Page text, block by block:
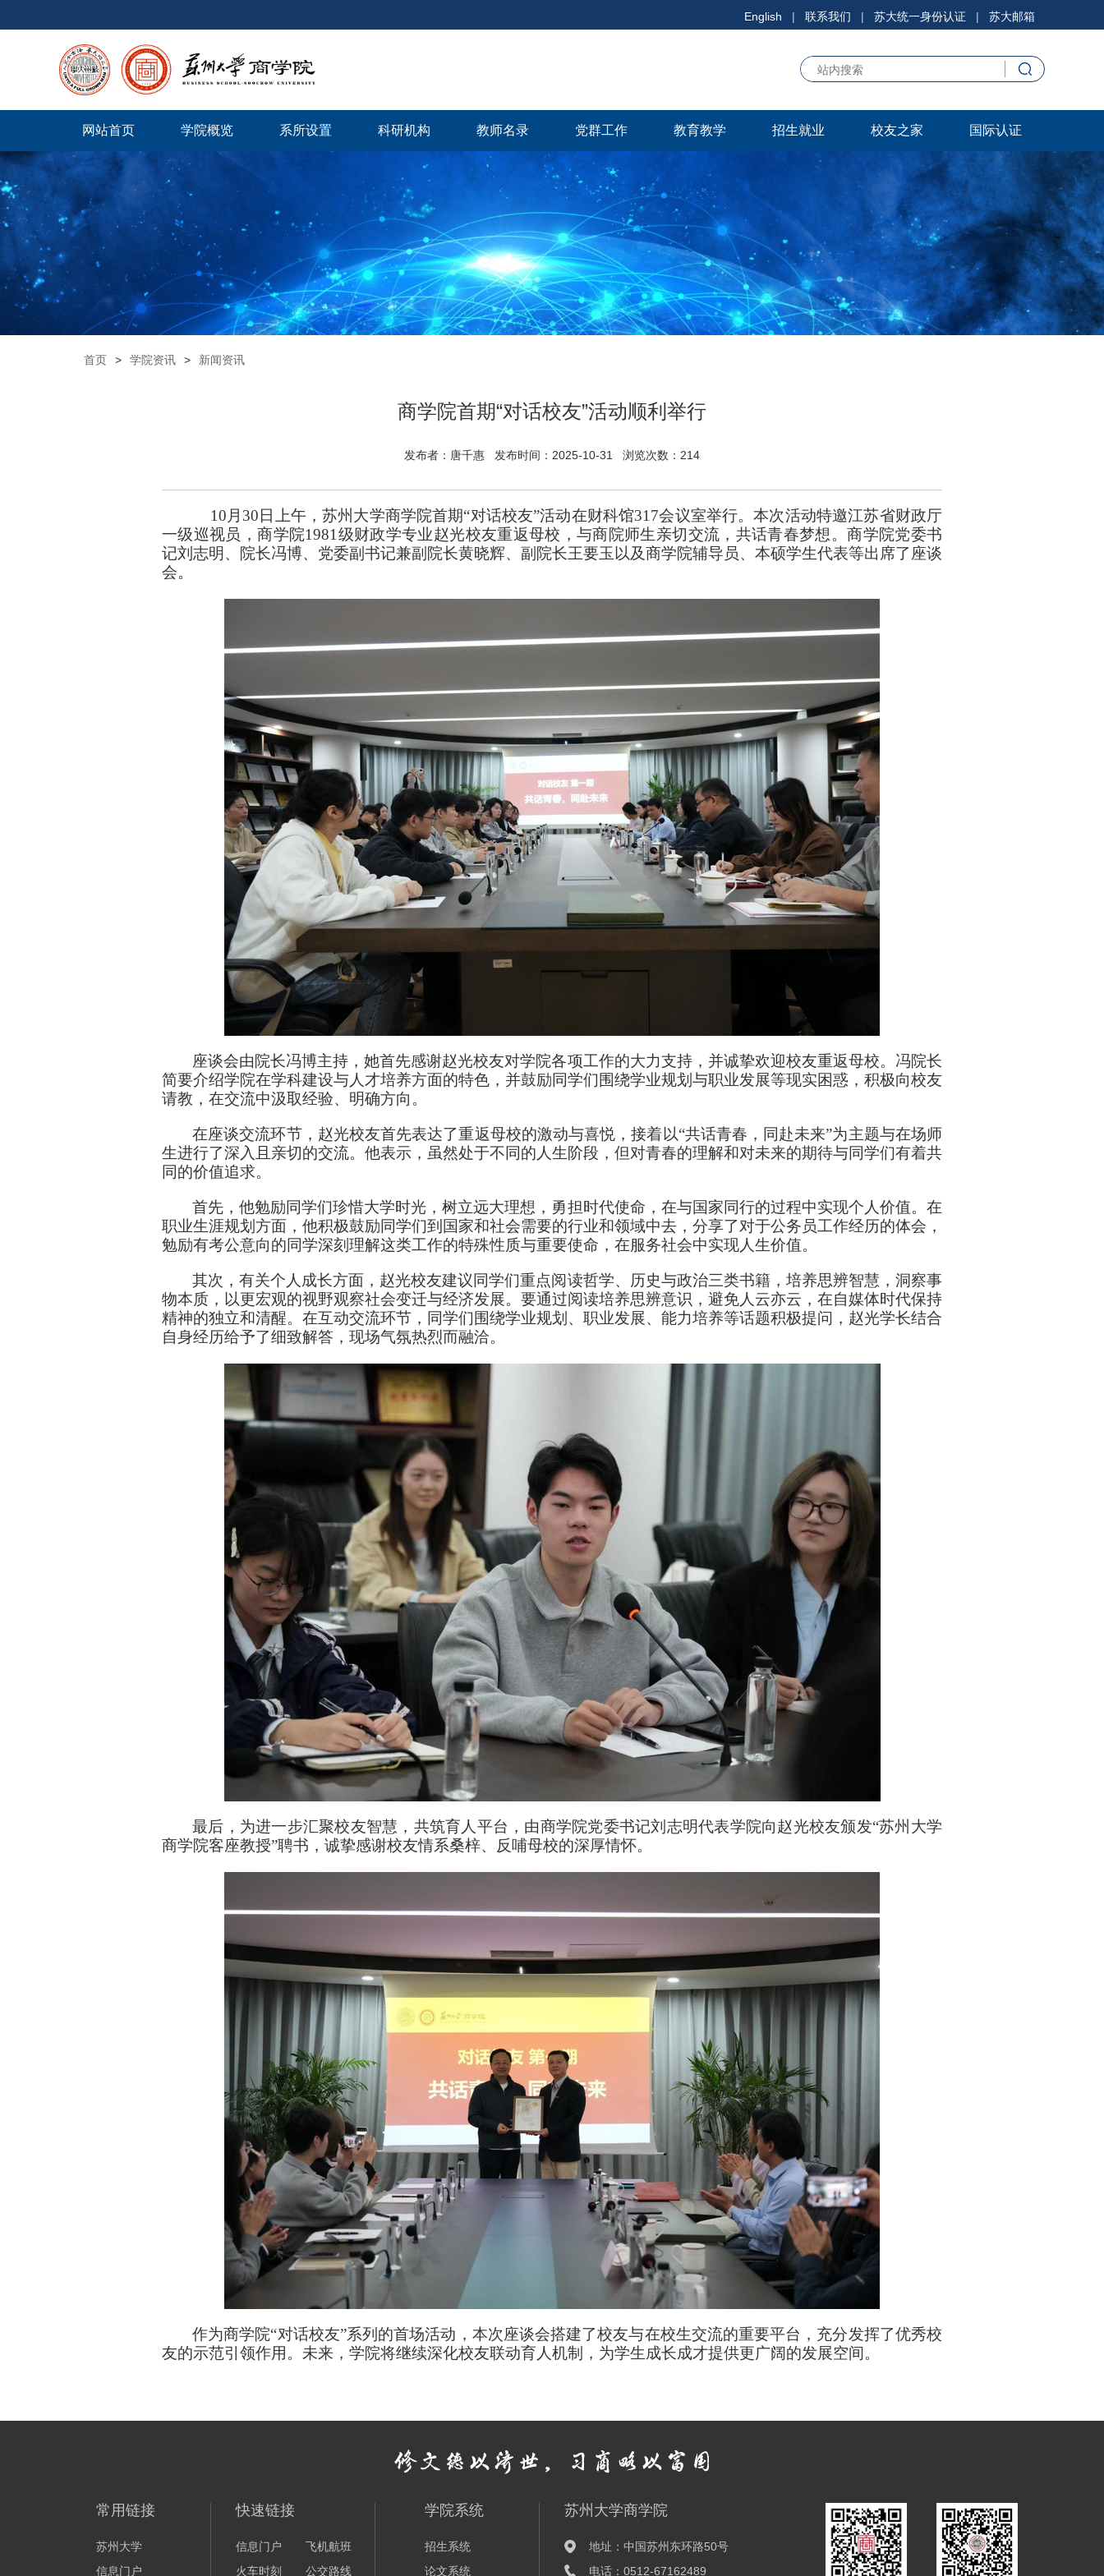
English | 联系我们 | 苏大统一身份认证 | 苏大邮箱
网站首页 学院概览 系所设置 科研机构 教师名录 党群工作 教育教学 招生就业 校友之家 国际认证
首页 > 学院资讯 > 新闻资讯
商学院首期“对话校友”活动顺利举行
发布者：唐千惠 发布时间：2025-10-31 浏览次数： 214
10月30日上午，苏州大学商学院首期“对话校友”活动在财科馆317会议室举行。本次活动特邀江苏省财政厅
一级巡视员，商学院1981级财政学专业赵光校友重返母校，与商院师生亲切交流，共话青春梦想。商学院党委书
记刘志明、院长冯博、党委副书记兼副院长黄晓辉、副院长王要玉以及商学院辅导员、本硕学生代表等出席了座谈
会。
座谈会由院长冯博主持，她首先感谢赵光校友对学院各项工作的大力支持，并诚挚欢迎校友重返母校。冯院长
简要介绍学院在学科建设与人才培养方面的特色，并鼓励同学们围绕学业规划与职业发展等现实困惑，积极向校友
请教，在交流中汲取经验、明确方向。
在座谈交流环节，赵光校友首先表达了重返母校的激动与喜悦，接着以“共话青春，同赴未来”为主题与在场师
生进行了深入且亲切的交流。他表示，虽然处于不同的人生阶段，但对青春的理解和对未来的期待与同学们有着共
同的价值追求。
首先，他勉励同学们珍惜大学时光，树立远大理想，勇担时代使命，在与国家同行的过程中实现个人价值。在
职业生涯规划方面，他积极鼓励同学们到国家和社会需要的行业和领域中去，分享了对于公务员工作经历的体会，
勉励有考公意向的同学深刻理解这类工作的特殊性质与重要使命，在服务社会中实现人生价值。
其次，有关个人成长方面，赵光校友建议同学们重点阅读哲学、历史与政治三类书籍，培养思辨智慧，洞察事
物本质，以更宏观的视野观察社会变迁与经济发展。要通过阅读培养思辨意识，避免人云亦云，在自媒体时代保持
精神的独立和清醒。在互动交流环节，同学们围绕学业规划、职业发展、能力培养等话题积极提问，赵光学长结合
自身经历给予了细致解答，现场气氛热烈而融洽。
最后，为进一步汇聚校友智慧，共筑育人平台，由商学院党委书记刘志明代表学院向赵光校友颁发“苏州大学
商学院客座教授”聘书，诚挚感谢校友情系桑梓、反哺母校的深厚情怀。
作为商学院“对话校友”系列的首场活动，本次座谈会搭建了校友与在校生交流的重要平台，充分发挥了优秀校
友的示范引领作用。未来，学院将继续深化校友联动育人机制，为学生成长成才提供更广阔的发展空间。
常用链接
苏州大学
信息门户
快速链接
信息门户
飞机航班
火车时刻
公交路线
学院系统
招生系统
论文系统
苏州大学商学院
地址：中国苏州东环路50号
电话：0512-67162489